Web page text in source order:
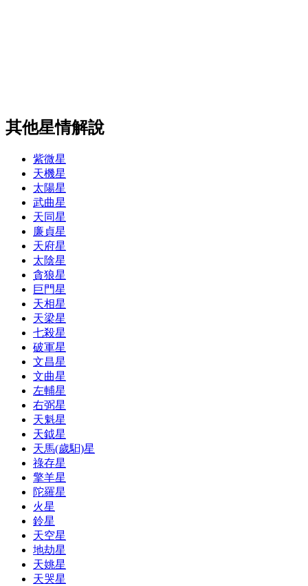
其他星情解說
紫微星
天機星
太陽星
武曲星
天同星
廉貞星
天府星
太陰星
貪狼星
巨門星
天相星
天梁星
七殺星
破軍星
文昌星
文曲星
左輔星
右弼星
天魁星
天鉞星
天馬(歲馹)星
祿存星
擎羊星
陀羅星
火星
鈴星
天空星
地劫星
天姚星
天哭星